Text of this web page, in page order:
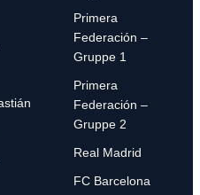
Primera
Federación –
Gruppe 1
Primera
Federación –
Gruppe 2
Real Madrid
FC Barcelona